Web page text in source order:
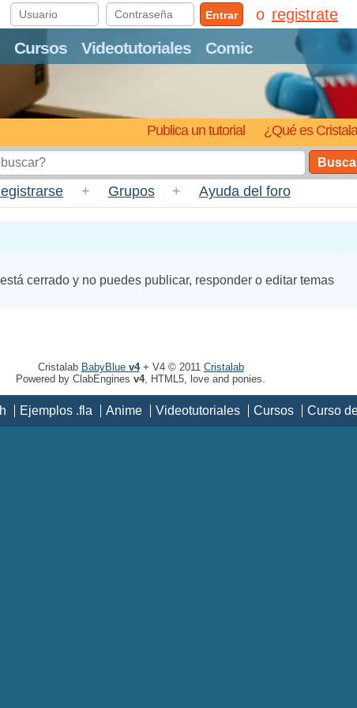
Cursos Videotutoriales Comic
Publica un tutorial ¿Qué es
Entrar registrate
+ Grupos + Ayuda del foro
cerrado y no puedes publicar, responder o editar temas
Cristalab BabyBlue v4+ V4 © 2011 Cristalab
Powered by ClabEngines v4, HTML5, love and ponies.
Ejemplos .fla Anime Videotutoriales Cursos Curso